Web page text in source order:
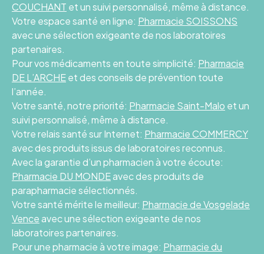
COUCHANT et un suivi personnalisé, même à distance.
Votre espace santé en ligne: Pharmacie SOISSONS
avec une sélection exigeante de nos laboratoires
partenaires.
Pour vos médicaments en toute simplicité: Pharmacie
DE L’ARCHEet des conseils de prévention toute
l’année.
Votre santé, notre priorité: Pharmacie Saint-Malo et un
suivi personnalisé, même à distance.
Votre relais santé sur Internet: Pharmacie COMMERCY
avec des produits issus de laboratoires reconnus.
Avec la garantie d’un pharmacien à votre écoute:
Pharmacie DU MONDEavec des produits de
parapharmacie sélectionnés.
Votre santé mérite le meilleur: Pharmacie de Vosgelade
Venceavec une sélection exigeante de nos
laboratoires partenaires.
Pour une pharmacie à votre image: Pharmacie du